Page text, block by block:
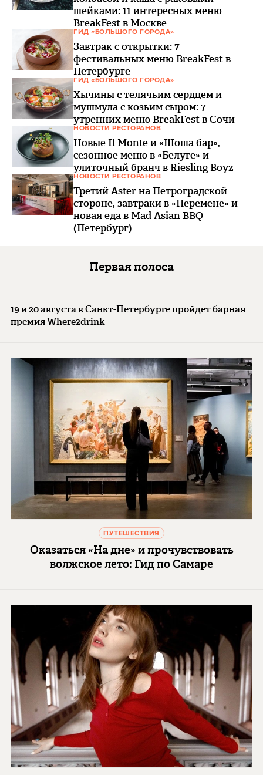
шейками: 11 интересных меню
BreakFest в Москве
ГИД «БОЛЬШОГО ГОРОДА»
Завтрак с открытки: 7
фестивальных меню BreakFest в
Петербурге
ГИД «БОЛЬШОГО ГОРОДА»
Хычины с телячьим сердцем и
мушмула с козьим сыром: 7
утренних меню BreakFest в Сочи
НОВОСТИ РЕСТОРАНОВ
Новые Il Monte и «Шоша бар»,
сезонное меню в «Белуге» и
улиточный бранч в Riesling Boyz
НОВОСТИ РЕСТОРАНОВ
Третий Aster на Петроградской
стороне, завтраки в «Перемене» и
новая еда в Mad Asian BBQ
(Петербург)
Первая полоса
19 и 20 августа в Санкт-Петербурге пройдет барная
премия Where2drink
ПУТЕШЕСТВИЯ
Оказаться «На дне» и прочувствовать
волжское лето: Гид по Самаре